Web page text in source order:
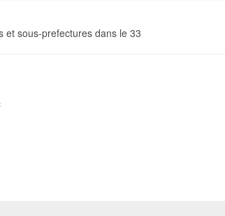
et sous-prefectures dans le 33